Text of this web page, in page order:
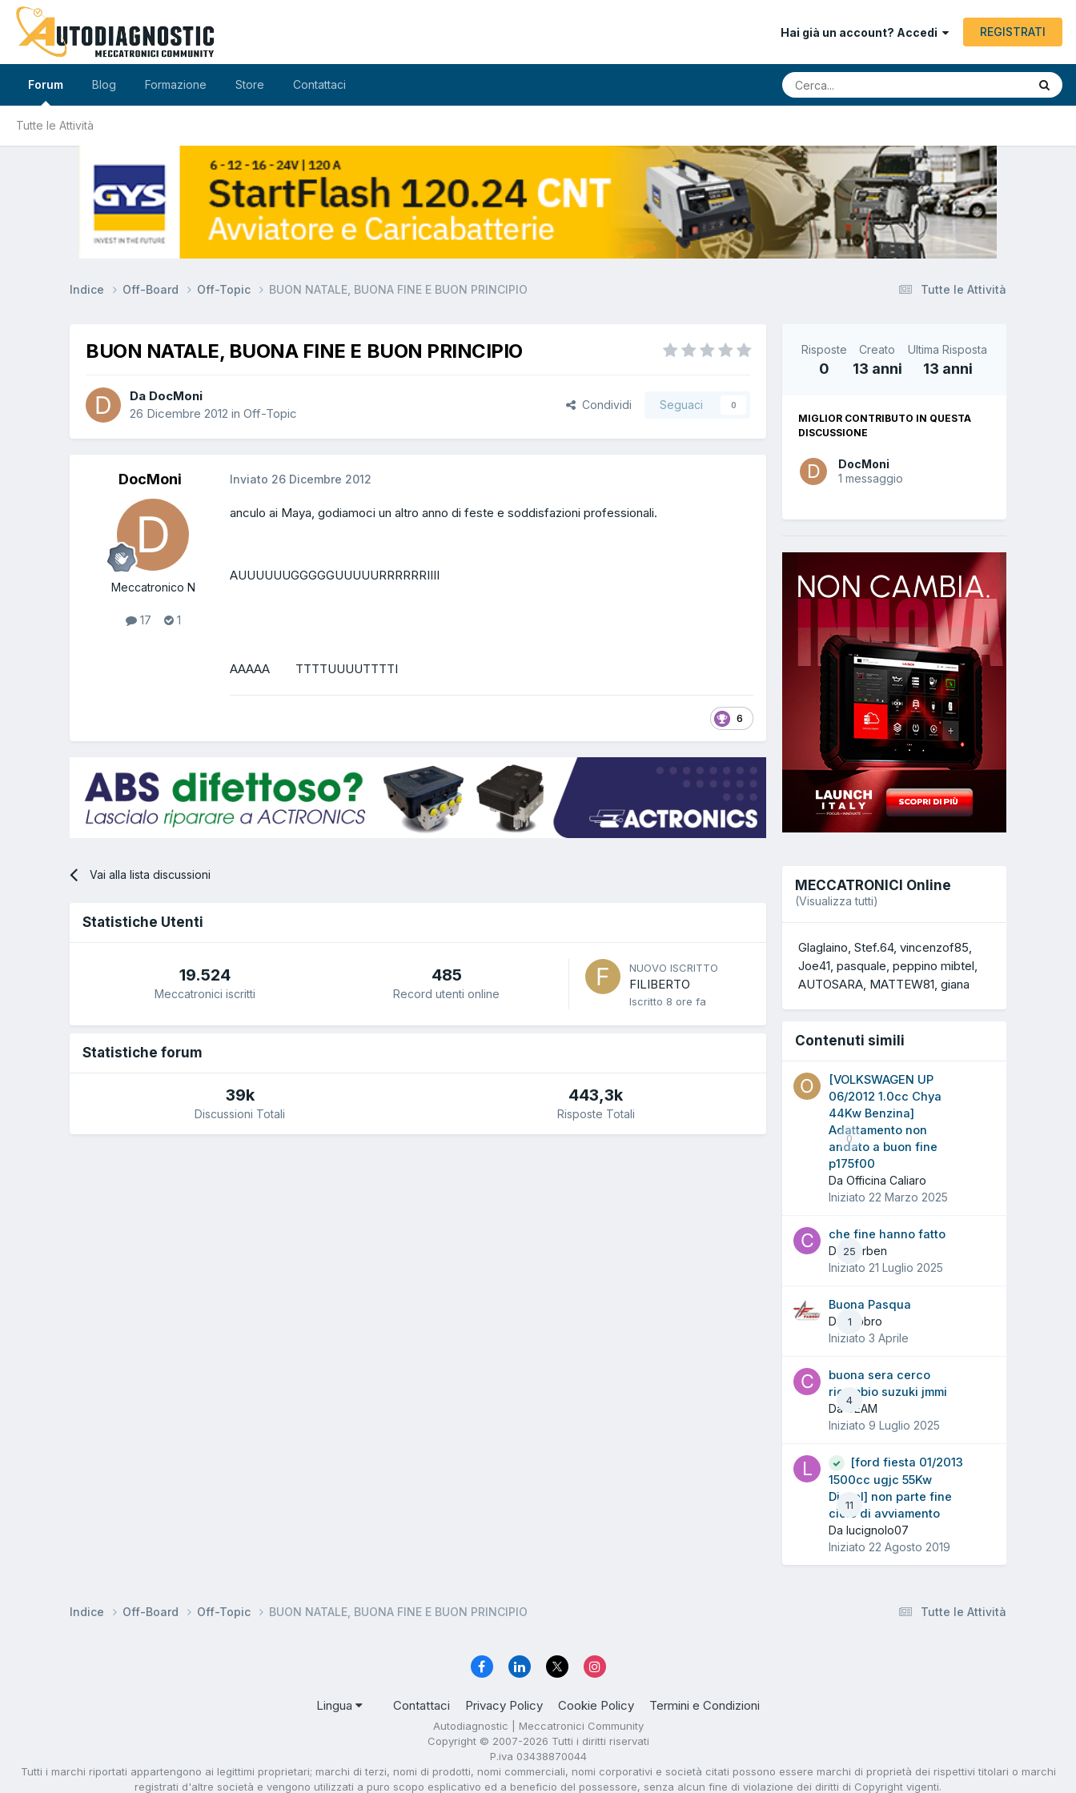
Hai già un account? Accedi REGISTRATI
Forum
Tutte le Attività
Blog Formazione Store Contattaci
Tutte le Attività
Indice Off-Board Off-Topic BUON NATALE, BUONA FINE E BUON PRINCIPIO
BUON NATALE, BUONA FINE E BUON PRINCIPIO
Da DocMoni
26 Dicembre 2012 in Off-Topic
Condividi Seguaci 0
DocMoni
Meccatronico N
17 1
Inviato 26 Dicembre 2012
anculo ai Maya, godiamoci un altro anno di feste e soddisfazioni professionali.
AUUUUUUGGGGGUUUUURRRRRRIIII
AAAAA TTTTUUUUTTTTI
6
Vai alla lista discussioni
Statistiche Utenti
19.524
Meccatronici iscritti
485
Record utenti online
NUOVO ISCRITTO
FILIBERTO
Iscritto 8 ore fa
Statistiche forum
39k
Discussioni Totali
443,3k
Risposte Totali
Risposte
0
Creato
13 anni
Ultima Risposta
13 anni
MIGLIOR CONTRIBUTO IN QUESTA
DISCUSSIONE
DocMoni
1 messaggio
MECCATRONICI Online
(Visualizza tutti)
Glaglaino Stef.64 vincenzof85
Joe41 pasquale peppino mibtel
AUTOSARA MATTEW81 giana
Contenuti simili
0
[VOLKSWAGEN UP
06/2012 1.0cc Chya
44Kw Benzina]
Adattamento non
andato a buon fine
p175f00
Da Officina Caliaro
Iniziato 22 Marzo 2025
25
che fine hanno fatto
Da ciorben
Iniziato 21 Luglio 2025
1
Buona Pasqua
Da fabbro
Iniziato 3 Aprile
4
buona sera cerco
ricambio suzuki jmmi
Da CEAM
Iniziato 9 Luglio 2025
11
[ford fiesta 01/2013
1500cc ugjc 55Kw
Diesel] non parte fine
ciclo di avviamento
Da lucignolo07
Iniziato 22 Agosto 2019
Tutte le Attività
Indice Off-Board Off-Topic BUON NATALE, BUONA FINE E BUON PRINCIPIO
Lingua Contattaci Privacy Policy Cookie Policy Termini e Condizioni
Autodiagnostic | Meccatronici Community
Copyright © 2007-2026 Tutti i diritti riservati
P.iva 03438870044
Tutti i marchi riportati appartengono ai legittimi proprietari; marchi di terzi, nomi di prodotti, nomi commerciali, nomi corporativi e società citati possono essere marchi di proprietà dei rispettivi titolari o marchi
registrati d'altre società e vengono utilizzati a puro scopo esplicativo ed a beneficio del possessore, senza alcun fine di violazione dei diritti di Copyright vigenti.